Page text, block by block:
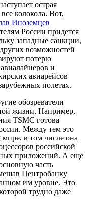
острая
колокола. Вот,
Иноземцев
России придется
западные санкции,
возможностей
потерю
и
авиарейсов
полетах.
обозреватели
жизни. Например,
TSMC готова
Между тем это
мире, в том числе она
российской
приложений. А еще
часть
Центробанку
им уровне. Это
трудно даже